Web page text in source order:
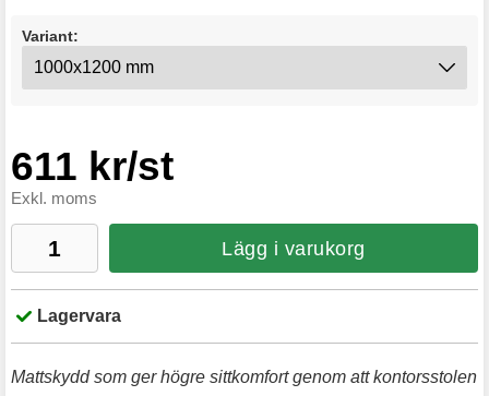
Variant:
611 kr/st
Exkl. moms
Lägg i varukorg
Lagervara
Mattskydd som ger högre sittkomfort genom att kontorsstolen